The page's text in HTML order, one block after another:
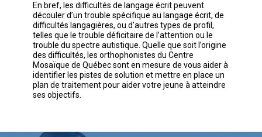
En bref, les difficultés de langage écrit peuvent
découler d’un trouble spécifique au langage écrit, de
difficultés langagières, ou d’autres types de profil,
telles que le trouble déficitaire de l’attention ou le
trouble du spectre autistique. Quelle que soit l’origine
des difficultés, les orthophonistes du Centre
Mosaïque de Québec sont en mesure de vous aider à
identifier les pistes de solution et mettre en place un
plan de traitement pour aider votre jeune à atteindre
ses objectifs.